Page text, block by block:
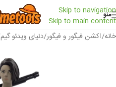
Skip to navigation
Skip to main content
منو
خانه/اکشن فیگور و فیگور/دنیای ویدئو گیم